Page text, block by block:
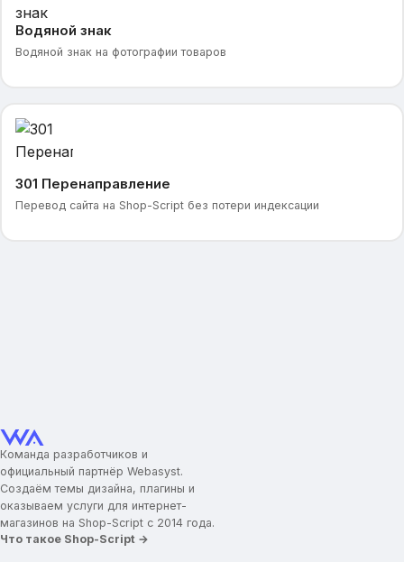
Водяной знак
Водяной знак на фотографии товаров
301 Перенаправление
Перевод сайта на Shop-Script без потери индексации
Команда разработчиков и
официальный партнёр Webasyst.
Создаём темы дизайна, плагины и
оказываем услуги для интернет-
магазинов на Shop-Script с 2014 года.
Что такое Shop-Script →